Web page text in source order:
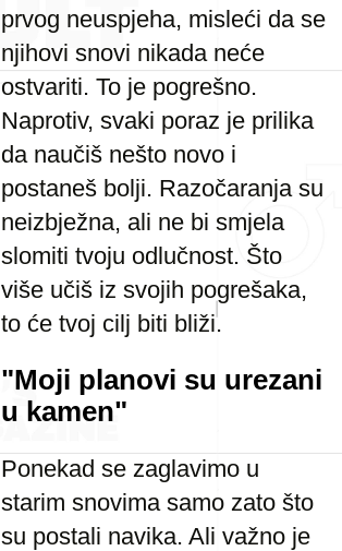
prvog neuspjeha, misleći da se
njihovi snovi nikada neće
ostvariti. To je pogrešno.
Naprotiv, svaki poraz je prilika
da naučiš nešto novo i
postaneš bolji. Razočaranja su
neizbježna, ali ne bi smjela
slomiti tvoju odlučnost. Što
više učiš iz svojih pogrešaka,
to će tvoj cilj biti bliži.
"Moji planovi su urezani
u kamen"
Ponekad se zaglavimo u
starim snovima samo zato što
su postali navika. Ali važno je